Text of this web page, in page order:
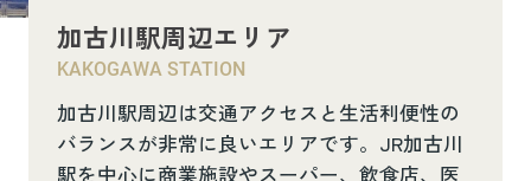
加古川駅周辺エリア
KAKOGAWA STATION
加古川駅周辺は交通アクセスと生活利便性の
バランスが非常に良いエリアです。JR加古川
駅を中心に商業施設やスーパー、飲食店、医